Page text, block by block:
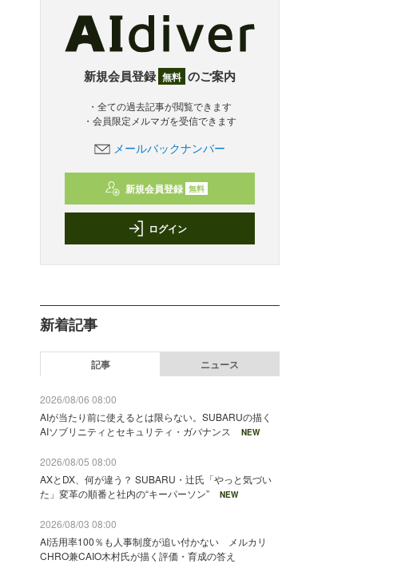
新規会員登録 無料 のご案内
・全ての過去記事が閲覧できます
・会員限定メルマガを受信できます
メールバックナンバー
新規会員登録 無料
ログイン
新着記事
記事 ニュース
2026/08/06 08:00
AIが当たり前に使えるとは限らない。SUBARUの描く
AIソブリニティとセキュリティ・ガバナンス
NEW
2026/08/05 08:00
AXとDX、何が違う？ SUBARU・辻氏「やっと気づい
た」変革の順番と社内の“キーパーソン”
NEW
2026/08/03 08:00
AI活用率100％も人事制度が追い付かない メルカリ
CHRO兼CAIO木村氏が描く評価・育成の答え